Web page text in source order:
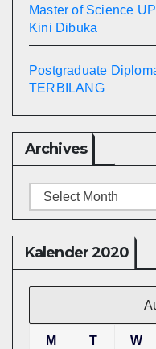
Master of Science
Kini Dibuka
Postgraduate
TERBILANG
Archives
Archives
Kalender 2020
M T W